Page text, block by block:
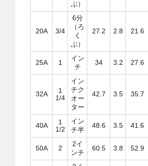
ぶ）
20A 3/4
6分
（ろ
く
ぶ）
27.2 2.8 21.6
25A 1
イン
チ
34 3.2 27.6
32A
1
1/4
イン
チク
オー
ター
42.7 3.5 35.7
40A
1
1/2
イン
チ半
48.6 3.5 41.6
50A 2
2イ
ンチ
60.5 3.8 52.9